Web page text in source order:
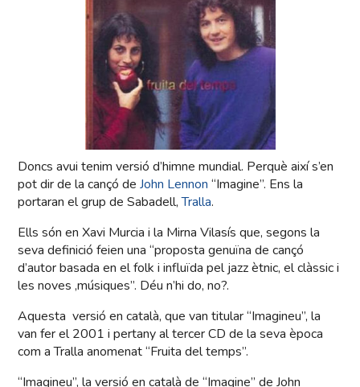
Doncs avui tenim versió d’himne mundial. Perquè així s’en
pot dir de la cançó deJohn Lennon “Imagine”. Ens la
portaran el grup de Sabadell,Tralla.
Ells són en Xavi Murcia i la Mirna Vilasís que, segons la
seva definició feien una “proposta genuïna de cançó
d’autor basada en el folk i influïda pel jazz ètnic, el clàssic i
les noves ,músiques”. Déu n’hi do, no?.
Aquesta versió en català, que van titular “Imagineu”, la
van fer el 2001 i pertany al tercer CD de la seva època
com a Tralla anomenat “Fruita del temps”.
“Imagineu”, la versió en català de “Imagine” de John